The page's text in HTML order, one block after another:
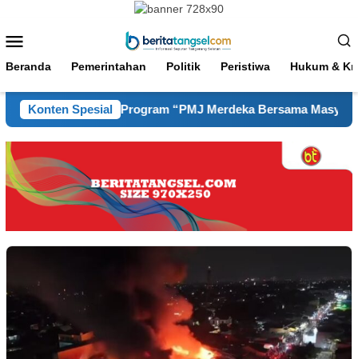
konten
Mobile
Beranda Pemerintahan Politik Peristiwa Hukum &
Konten Spesial
dalam Program “PMJ Merdeka Bersama Masyarakat 2026